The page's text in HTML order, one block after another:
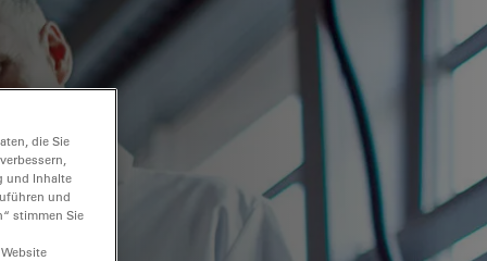
die Sie
und Inhalte
und
stimmen Sie